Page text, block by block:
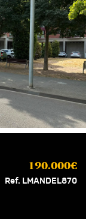
190.000€
Ref. LMANDEL870